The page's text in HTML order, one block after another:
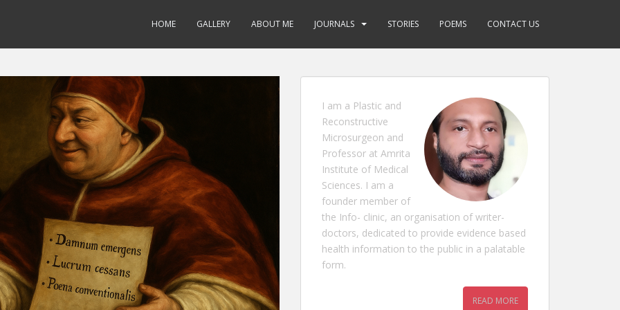
HOME GALLERY ABOUT ME JOURNALS STORIES POEMS CONTACT US
I am a Plastic and
Reconstructive
Microsurgeon and
Professor at Amrita
Institute of Medical
Sciences. I am a
founder member of
the Info- clinic, an organisation of writer-
doctors, dedicated to provide evidence based
health information to the public in a palatable
form.
READ MORE